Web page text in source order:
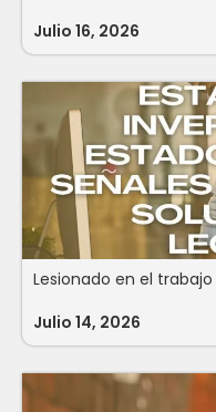
Julio 16, 2026
Lesionado en el trabajo
Julio 14, 2026